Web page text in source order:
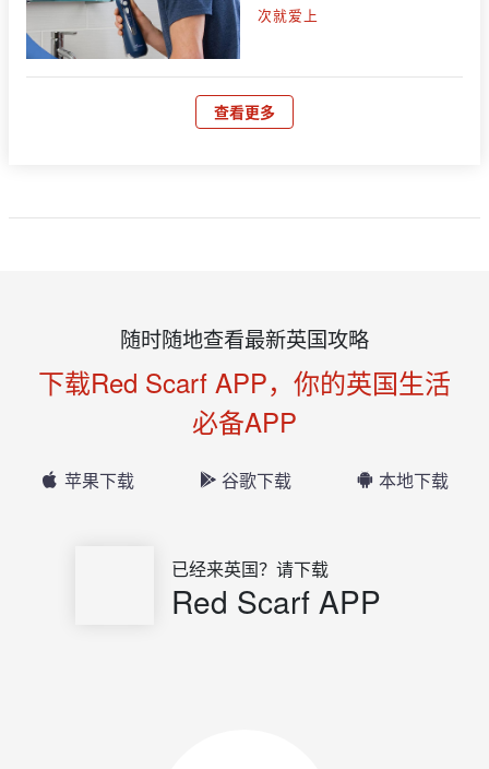
次就爱上
查看更多
随时随地查看最新英国攻略
下载Red Scarf APP，你的英国生活
必备APP
苹果下载 谷歌下载 本地下载
已经来英国？请下载
Red Scarf APP